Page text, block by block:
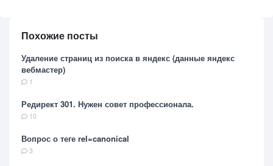
Похожие посты
Удаление страниц из поиска в яндекс (данные яндекс
вебмастер)
1
Редирект 301. Нужен совет профессионала.
10
Вопрос о теге rel=canonical
3